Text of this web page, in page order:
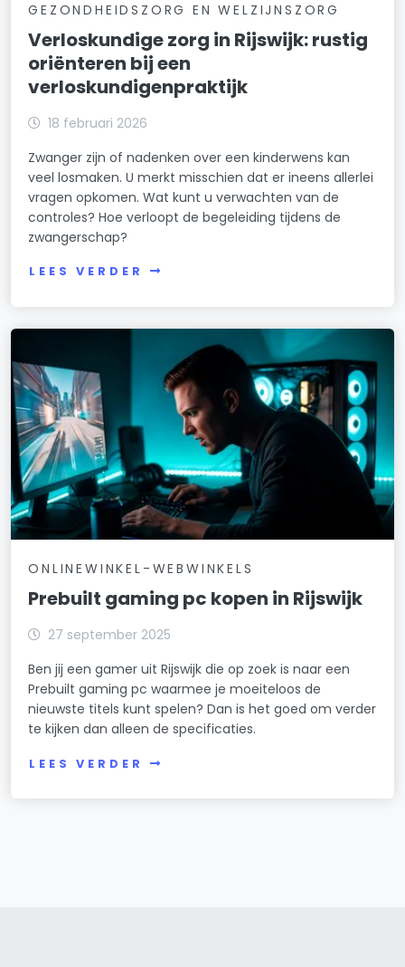
GEZONDHEIDSZORG EN WELZIJNSZORG
Verloskundige zorg in Rijswijk: rustig
oriënteren bij een
verloskundigenpraktijk
18 februari 2026
Zwanger zijn of nadenken over een kinderwens kan
veel losmaken. U merkt misschien dat er ineens allerlei
vragen opkomen. Wat kunt u verwachten van de
controles? Hoe verloopt de begeleiding tijdens de
zwangerschap?
LEES VERDER
ONLINEWINKEL-WEBWINKELS
Prebuilt gaming pc kopen in Rijswijk
27 september 2025
Ben jij een gamer uit Rijswijk die op zoek is naar een
Prebuilt gaming pc waarmee je moeiteloos de
nieuwste titels kunt spelen? Dan is het goed om verder
te kijken dan alleen de specificaties.
LEES VERDER